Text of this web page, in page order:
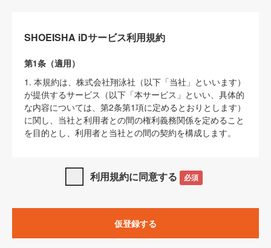
SHOEISHA iDサービス利用規約
第1条（適用）
1. 本規約は、株式会社翔泳社（以下「当社」といいます）
が提供するサービス（以下「本サービス」といい、具体的
な内容については、第2条第1項に定めるとおりとします）
に関し、当社と利用者との間の権利義務関係を定めること
を目的とし、利用者と当社との間の契約を構成します。
SHOEISHA iDプライバシーポリシー」及び「
サイト上でのデータの利用について（Cookieポリシー）
3. 本規約の内容と、前項に記載する定めその他当社が定め
利用規約に同意する 必須
仮登録する